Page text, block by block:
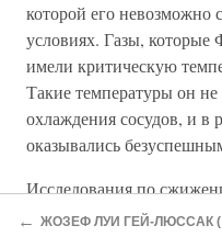
которой его
условиях. Газы, которые
имели критическую
Такие температуры он
охлаждения сосудов, и в
оказывались
Исследования по
неожиданной вестью,
←